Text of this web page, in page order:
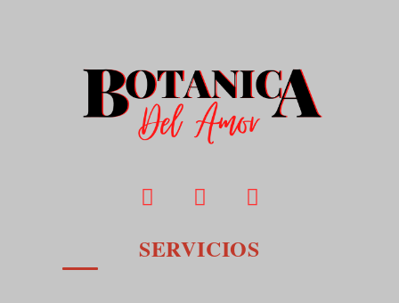
SERVICIOS